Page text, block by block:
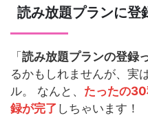
読み放題プランに登
「 読み放題プランの登録
るかもしれませんが、実
ル。 なんと、 たったの
録が完了 しちゃいます！